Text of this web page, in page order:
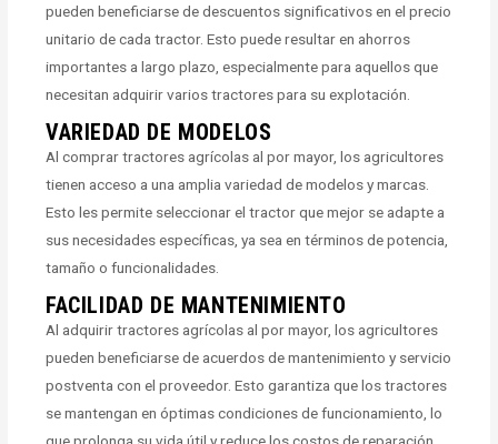
pueden beneficiarse de descuentos significativos en el precio
unitario de cada tractor. Esto puede resultar en ahorros
importantes a largo plazo, especialmente para aquellos que
necesitan adquirir varios tractores para su explotación.
VARIEDAD DE MODELOS
Al comprar tractores agrícolas al por mayor, los agricultores
tienen acceso a una amplia variedad de modelos y marcas.
Esto les permite seleccionar el tractor que mejor se adapte a
sus necesidades específicas, ya sea en términos de potencia,
tamaño o funcionalidades.
FACILIDAD DE MANTENIMIENTO
Al adquirir tractores agrícolas al por mayor, los agricultores
pueden beneficiarse de acuerdos de mantenimiento y servicio
postventa con el proveedor. Esto garantiza que los tractores
se mantengan en óptimas condiciones de funcionamiento, lo
que prolonga su vida útil y reduce los costos de reparación.